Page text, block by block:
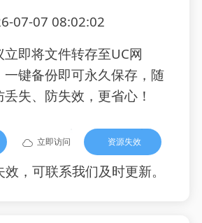
07-07 08:02:02
立即将文件转存至UC网
一键备份即可永久保存，随
丢失、防失效，更省心！
立即访问 资源失效
，可联系我们及时更新。